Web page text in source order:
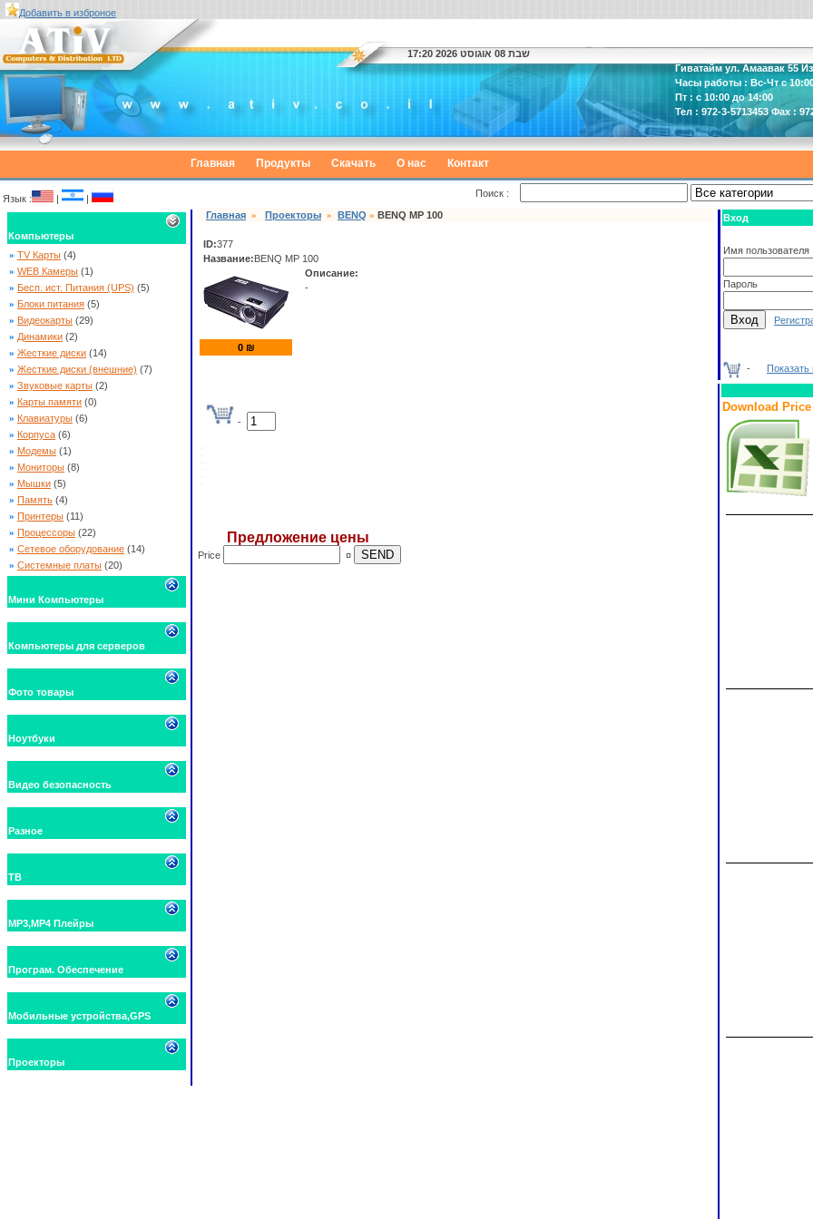
Добавить в изброное
שבת 08 אוגוסט 2026 17:20
Гиватайм ул. Амаавак 55
Часы работы : Вс-Чт с
Пт : с 10:00 до 14:00
Тел : 972-3-5713453 Фах :
Главная Продукты Скачать О нас Контакт
Язык : | | Поиск :
Компьютеры
» TV Карты (4)
» WEB Камеры (1)
» Бесп. ист. Питания (UPS) (5)
» Блоки питания (5)
» Видеокарты (29)
» Динамики (2)
» Жесткие диски (14)
» Жесткие диски (внешние) (7)
» Звуковые карты (2)
» Карты памяти (0)
» Клавиатуры (6)
» Корпуса (6)
» Модемы (1)
» Мониторы (8)
» Мышки (5)
» Память (4)
» Принтеры (11)
» Процессоры (22)
» Сетевое оборудование (14)
» Системные платы (20)
Мини Компьютеры
Компьютеры для серверов
Фото товары
Ноутбуки
Видео безопасность
Разное
ТВ
MP3,MP4 Плейры
Програм. Обеспечение
Мобильные устройства,GPS
Проекторы
Главная » Проекторы » BENQ » BENQ MP 100
ID:377
Название:BENQ MP 100
0₪
Описание:
-
-
Предложение цены
Price ¤
Вход
Имя пользователя
Пароль
- Показать
Download